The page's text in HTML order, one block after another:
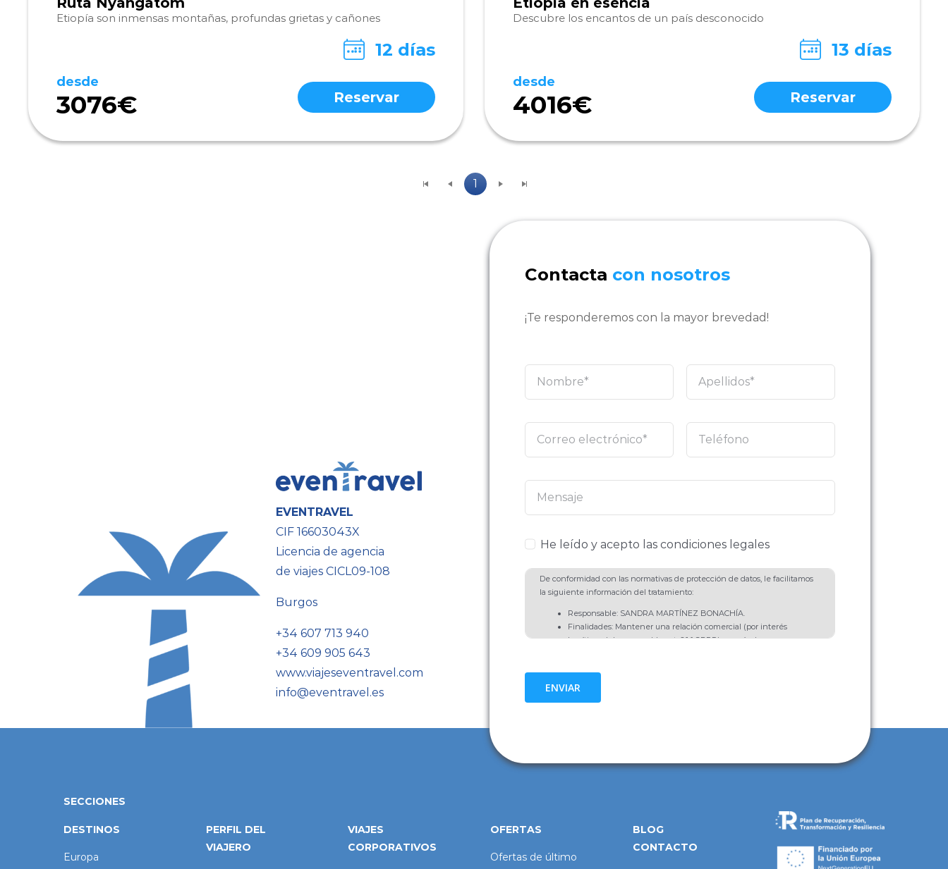
Etiopía son inmensas montañas, profundas grietas y cañones
12 días
desde
3076€ Reservar
Descubre los encantos de un país desconocido
13 días
desde
4016€ Reservar
1
EVENTRAVEL
CIF 16603043X
Licencia de agencia
de viajes CICL09-108
Burgos
+34 607 713 940
+34 609 905 643
www.viajeseventravel.com
info@eventravel.es
Contacta con nosotros
¡Te responderemos con la mayor brevedad!
He leído y acepto las condiciones legales
De conformidad con las normativas de protección de datos, le facilitamos
la siguiente información del tratamiento:
Responsable: SANDRA MARTÍNEZ BONACHÍA.
Finalidades: Mantener una relación comercial (por interés
Legítimo del responsable, art. 6.1.f GDPR) y envío de
obligación legal.
ENVIAR
SECCIONES
DESTINOS
Europa
PERFIL DEL
VIAJERO
VIAJES
CORPORATIVOS
OFERTAS
Ofertas de último
BLOG
CONTACTO